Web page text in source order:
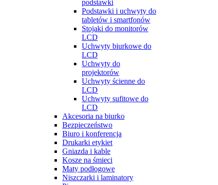
podstawki
Podstawki i uchwyty do
tabletów i smartfonów
Stojaki do monitorów
LCD
Uchwyty biurkowe do
LCD
Uchwyty do
projektorów
Uchwyty ścienne do
LCD
Uchwyty sufitowe do
LCD
Akcesoria na biurko
Bezpieczeństwo
Biuro i konferencja
Drukarki etykiet
Gniazda i kable
Kosze na śmieci
Maty podłogowe
Niszczarki i laminatory